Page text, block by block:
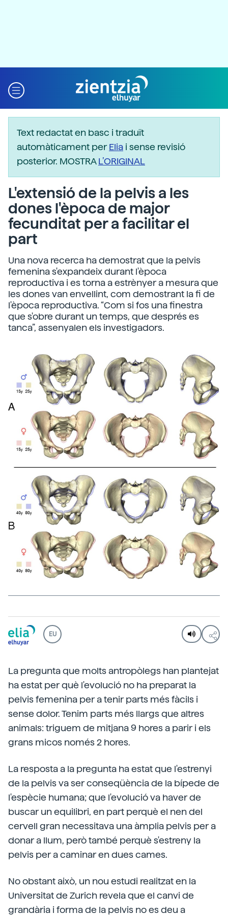
Text redactat en basc i traduït
automàticament perElia i sense revisió
posterior. MOSTRAL’ORIGINAL
L'extensió de la pelvis a les
dones l'època de major
fecunditat per a facilitar el
part
Una nova recerca ha demostrat que la pelvis
femenina s'expandeix durant l'època
reproductiva i es torna a estrènyer a mesura que
les dones van envellint, com demostrant la fi de
l'època reproductiva. “Com si fos una finestra
que s'obre durant un temps, que després es
tanca”, assenyalen els investigadors.
EU
La pregunta que molts antropòlegs han plantejat
ha estat per què l'evolució no ha preparat la
pelvis femenina per a tenir parts més fàcils i
sense dolor. Tenim parts més llargs que altres
animals: triguem de mitjana 9 hores a parir i els
grans micos només 2 hores.
La resposta a la pregunta ha estat que l'estrenyi
de la pelvis va ser conseqüència de la bípede de
l'espècie humana; que l'evolució va haver de
buscar un equilibri, en part perquè el nen del
cervell gran necessitava una àmplia pelvis per a
donar a llum, però també perquè s'estreny la
pelvis per a caminar en dues cames.
No obstant això, un nou estudi realitzat en la
Universitat de Zurich revela que el canvi de
grandària i forma de la pelvis no es deu a